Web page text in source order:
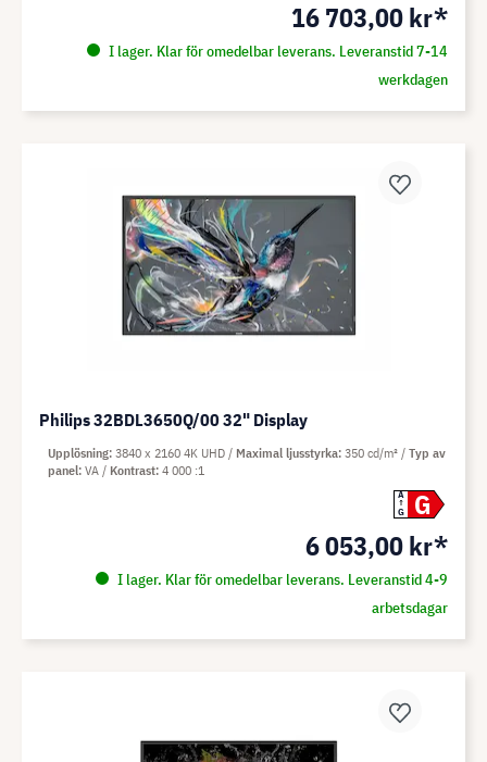
16 703,00 kr*
I lager. Klar för omedelbar leverans. Leveranstid 7-14
werkdagen
Philips 32BDL3650Q/00 32" Display
A
G
G
6 053,00 kr*
I lager. Klar för omedelbar leverans. Leveranstid 4-9
arbetsdagar
Upplösning 3840 x 2160 4K UHD Maximal ljusstyrka 350 cd/m²
Typ av
panel VA Kontrast 4 000 :1